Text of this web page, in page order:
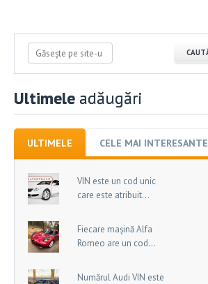
Ultimele adăugări
ULTIMELE CELE MAI INTERESANTE
VIN este un cod unic
care este atribuit...
Fiecare mașină Alfa
Romeo are un cod...
Numărul Audi VIN este